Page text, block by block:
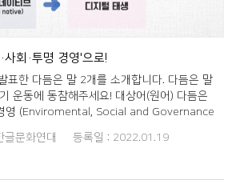
회·투명 경영'으로!
표한 다듬은 말 2개를 소개합니다. 다듬은 말
운동에 동참해주세요! 대상어(원어) 다듬은
영 (Enviromental, Social and Governance
를 개선하고자 하는 경영 철학. 디지털 네이티
생 디지털 환경에서 태어나 성장하여 디지
하는 세대.
글문화연대 등록일 : 2022.01.19